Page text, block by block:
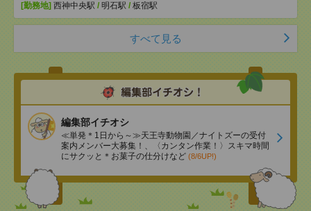
[勤務地] 西神中央駅 / 明石駅 / 板宿駅
すべて見る
編集部イチオシ
≪単発＊1日から～≫天王寺動物園／ナイトズーの受付
案内メンバー大募集！、〈カンタン作業！〉スキマ時間
にサクッと＊お菓子の仕分けなど (8/6UP!)